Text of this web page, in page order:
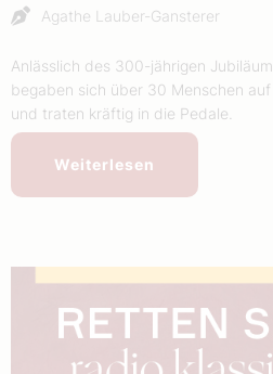
Agathe Lauber-Gansterer
Anlässlich des 300-jährigen
begaben sich über 30 Menschen
und traten kräftig in die Pedale.
Weiterlesen